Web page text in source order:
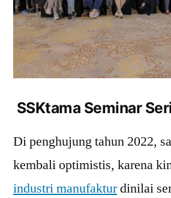
SSKtama Seminar
Di penghujung tahun 2022,
kembali optimistis, karena
industri manufakturdinilai